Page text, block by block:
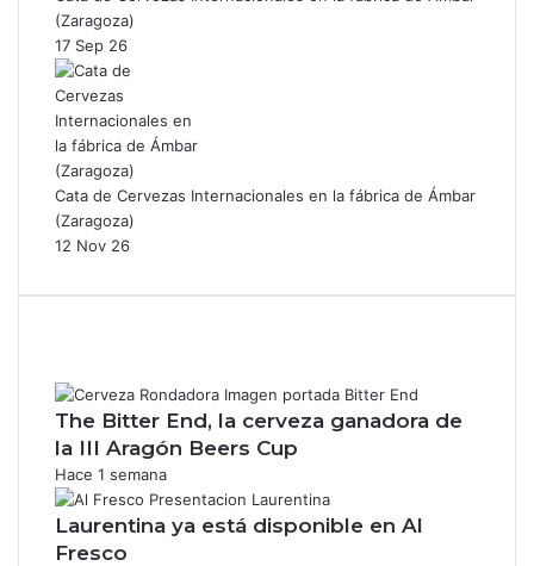
(Zaragoza)
17 Sep 26
Cata de Cervezas Internacionales en la fábrica de Ámbar
(Zaragoza)
12 Nov 26
The Bitter End, la cerveza ganadora de
la III Aragón Beers Cup
Hace 1 semana
Laurentina ya está disponible en Al
Fresco